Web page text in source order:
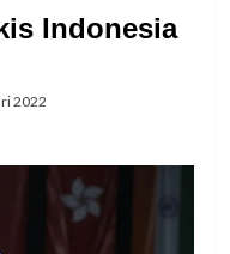
Indonesia
2022